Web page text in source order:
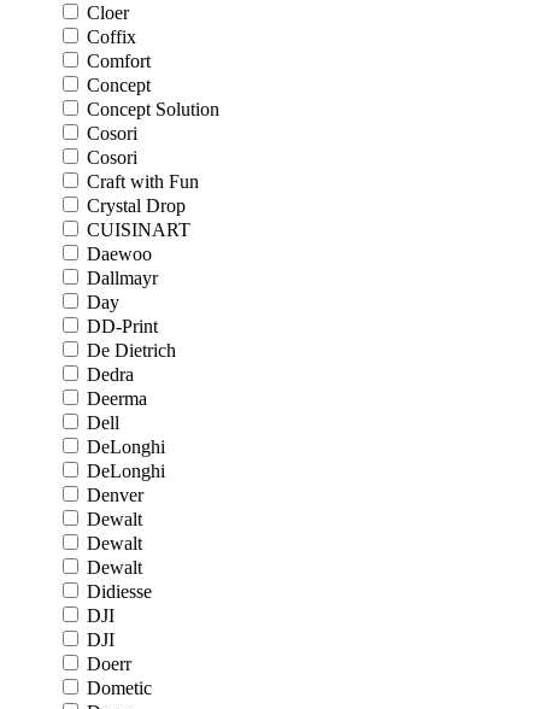
Cloer
Coffix
Comfort
Concept
Concept Solution
Cosori
Cosori
Craft with Fun
Crystal Drop
CUISINART
Daewoo
Dallmayr
Day
DD-Print
De Dietrich
Dedra
Deerma
Dell
DeLonghi
DeLonghi
Denver
Dewalt
Dewalt
Dewalt
Didiesse
DJI
DJI
Doerr
Dometic